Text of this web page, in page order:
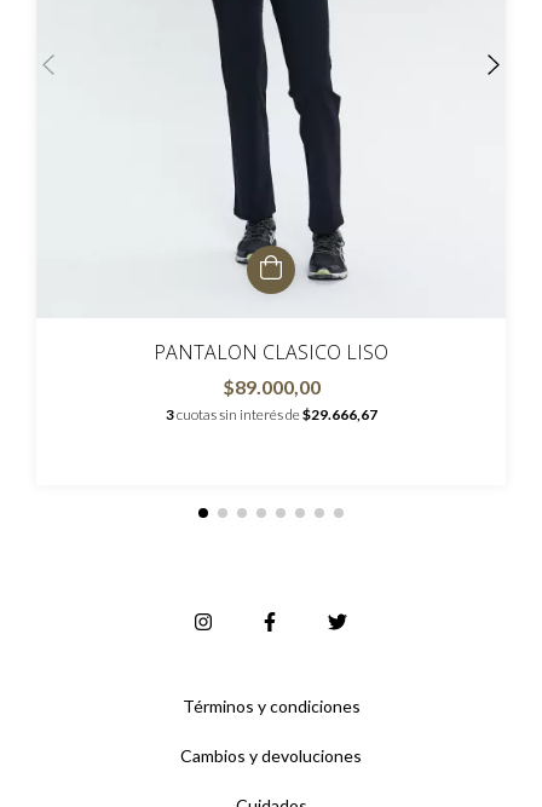
PANTALON CLASICO LISO
$89.000,00
3cuotas sin interés de$29.666,67
Términos y condiciones
Cambios y devoluciones